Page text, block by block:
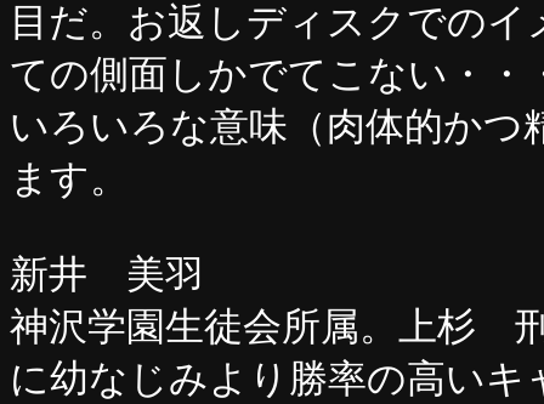
目だ。お返しディスクでの
ての側面しかでてこない・
いろいろな意味（肉体的かつ
ます。
新井 美羽
神沢学園生徒会所属。上杉
に幼なじみより勝率の高い